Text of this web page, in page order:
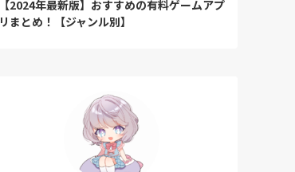
【2024年最新版】おすすめの有料ゲームアプ
リまとめ！【ジャンル別】